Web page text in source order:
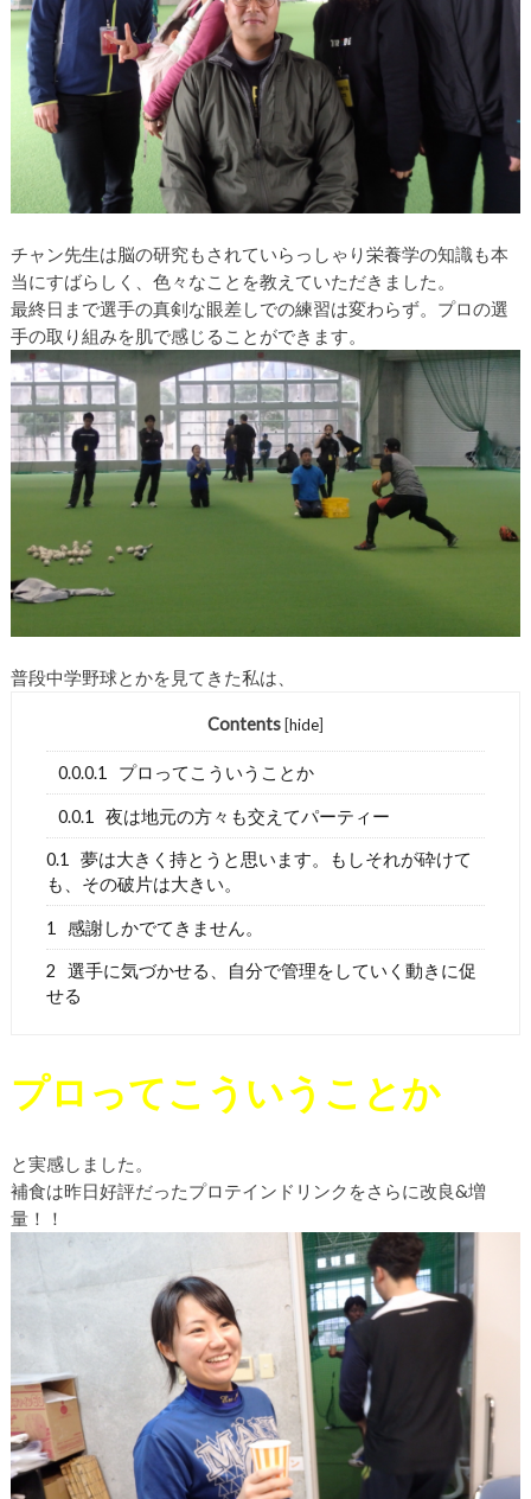
チャン先生は脳の研究もされていらっしゃり栄養学の知識も本
当にすばらしく、色々なことを教えていただきました。
最終日まで選手の真剣な眼差しでの練習は変わらず。プロの選
手の取り組みを肌で感じることができます。
普段中学野球とかを見てきた私は、
Contents[hide]
0.0.0.1 プロってこういうことか
0.0.1 夜は地元の方々も交えてパーティー
0.1
夢は大きく持とうと思います。もしそれが砕けて
も、その破片は大きい。
1 感謝しかでてきません。
2
選手に気づかせる、自分で管理をしていく動きに促
せる
プロってこういうことか
と実感しました。
補食は昨日好評だったプロテインドリンクをさらに改良&増
量！！